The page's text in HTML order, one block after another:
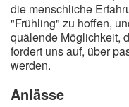
die menschliche
"Frühling" zu hoffen,
quälende Möglichkeit,
fordert uns auf, über
werden.
Anlässe